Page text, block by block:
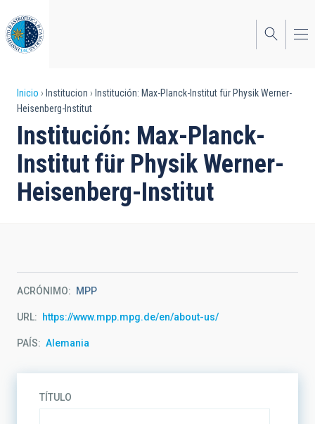
al
contenido
principal
Sobrescribir
enlaces
de
ayuda
a
Inicio Institucion
Institución: Max-Planck-Institut für Physik Werner-
Heisenberg-Institut
Institución: Max-Planck-
Institut für Physik Werner-
Heisenberg-Institut
ACRÓNIMO MPP
URL https://www.mpp.mpg.de/en/about-us/
PAÍS Alemania
TÍTULO